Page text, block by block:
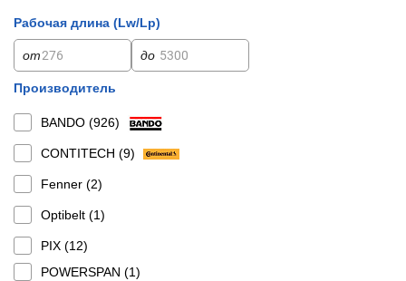
Рабочая длина (Lw/Lp)
от до
Производитель
BANDO (926)
CONTITECH (9)
Fenner (2)
Optibelt (1)
PIX (12)
POWERSPAN (1)